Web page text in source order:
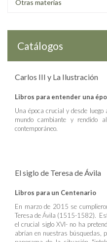
Otras materias
Catálogos
Carlos III y La Ilustración
Libros para entender una
Una época crucial y desde
mundo cambiante y rendido
contemporáneo.
El siglo de Teresa de Ávila
Libros para un Centenario
En marzo de 2015 se
Teresa de Ávila (1515-1582).
el crucial siglo XVI- no ha
abrían en nuestras búsquedas,